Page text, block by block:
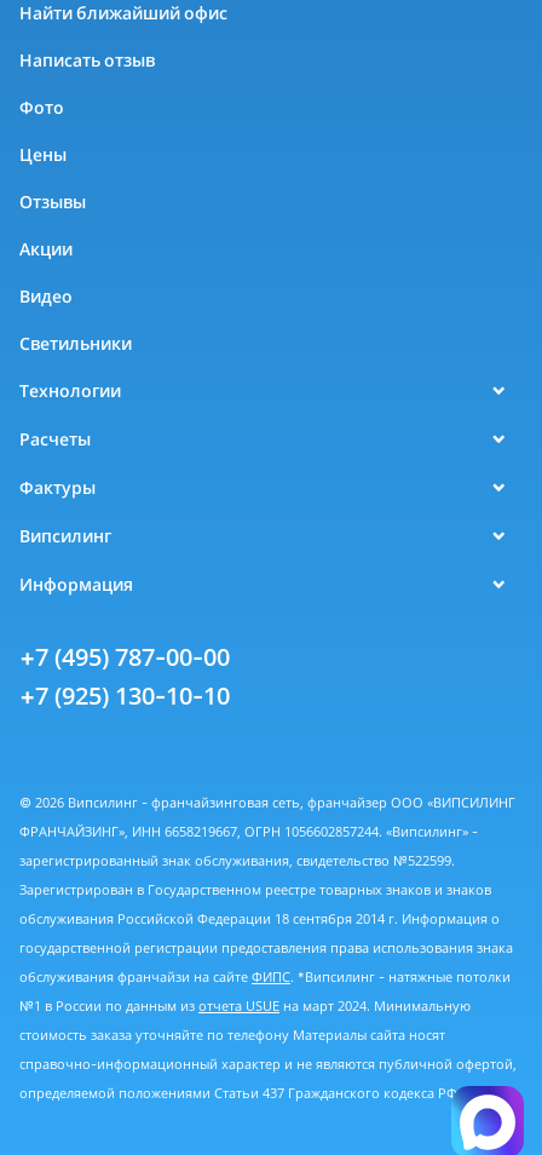
Найти ближайший офис
Написать отзыв
Фото
Цены
Отзывы
Акции
Видео
Светильники
Технологии
Расчеты
Фактуры
Випсилинг
Информация
+7 (495) 787-00-00
+7 (925) 130-10-10
© 2026 Випсилинг - франчайзинговая сеть, франчайзер ООО «ВИПСИЛИНГ
ФРАНЧАЙЗИНГ», ИНН 6658219667, ОГРН 1056602857244. «Випсилинг» -
зарегистрированный знак обслуживания, свидетельство №522599.
Зарегистрирован в Государственном реестре товарных знаков и знаков
обслуживания Российской Федерации 18 сентября 2014 г. Информация о
государственной регистрации предоставления права использования знака
обслуживания франчайзи на сайте ФИПС. *Випсилинг - натяжные потолки
№1 в России по данным из отчета USUE на март 2024. Минимальную
стоимость заказа уточняйте по телефону Материалы сайта носят
справочно-информационный характер и не являются публичной офертой,
определяемой положениями Статьи 437 Гражданского кодекса РФ.